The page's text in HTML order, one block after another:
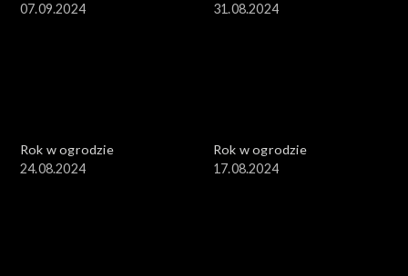
07.09.2024
31.08.2024
Rok w ogrodzie
24.08.2024
Rok w ogrodzie
17.08.2024